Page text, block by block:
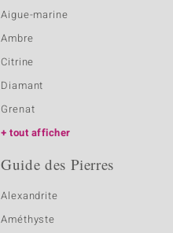
Aigue-marine
Ambre
Citrine
Diamant
Grenat
tout afficher
Guide des Pierres
Alexandrite
Améthyste